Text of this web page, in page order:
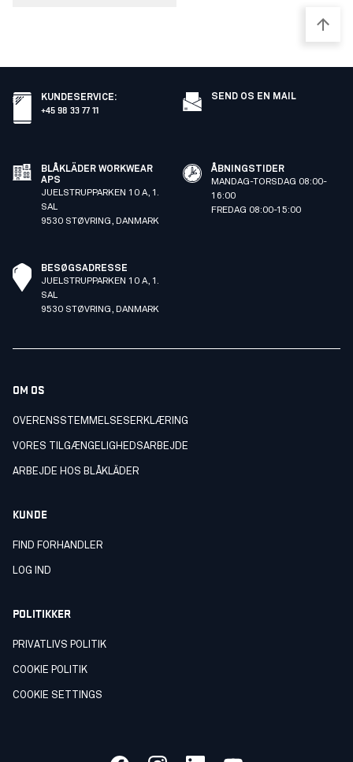
KUNDESERVICE:
+45 98 33 77 11
SEND OS EN MAIL
BLÅKLÄDER WORKWEAR
APS
JUELSTRUPPARKEN 10 A, 1.
SAL
9530 STØVRING, DANMARK
ÅBNINGSTIDER
MANDAG-TORSDAG 08:00-
16:00
FREDAG 08:00-15:00
BESØGSADRESSE
JUELSTRUPPARKEN 10 A, 1.
SAL
9530 STØVRING, DANMARK
OM OS
OVERENSSTEMMELSESERKLÆRING
VORES TILGÆNGELIGHEDSARBEJDE
ARBEJDE HOS BLÅKLÄDER
KUNDE
FIND FORHANDLER
LOG IND
POLITIKKER
PRIVATLIVS POLITIK
COOKIE POLITIK
COOKIE SETTINGS